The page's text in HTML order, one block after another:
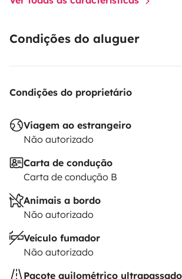
order to facilitate the inventory, I
your return at 5 p.m. maximum.
Condições do aluguer
Condições do proprietário
Viagem ao estrangeiro
Não autorizado
Carta de condução
Carta de condução B
Animais a bordo
Não autorizado
Veículo fumador
Não autorizado
Pacote quilométrico ultrapassado